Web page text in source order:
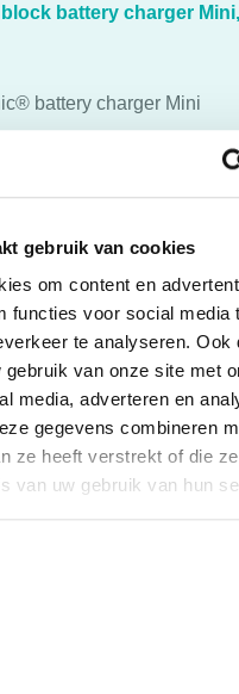
gebruik van cookies
om content en
functies voor social media
te analyseren. Ook
gebruik van onze site met
media, adverteren en
gegevens combineren
ze heeft verstrekt of die
van uw gebruik van hun
battery charger
battery charger Mini
Mini
0,025 kg
Hetronic®
Battery Chargers, Other
Malta
8504405590
form and we will contact